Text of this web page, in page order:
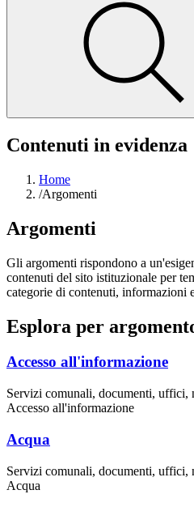
Contenuti in evidenza
Home
/Argomenti
Argomenti
Gli argomenti rispondono a
contenuti del sito istituzionale per
categorie di contenuti, informazioni
Esplora per
Accesso all'informazione
Servizi comunali, documenti, uffici,
Accesso all'informazione
Acqua
Servizi comunali, documenti, uffici,
Acqua